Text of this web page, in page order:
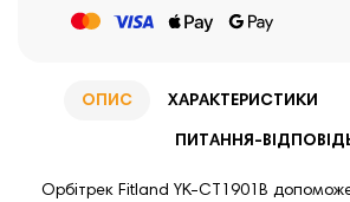
ОПИС ХАРАКТЕРИСТИКИ
ПИТАННЯ-
Орбітрек Fitland YK-CT1901B